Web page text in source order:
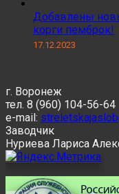
Добавлены
корги пемброк!
17.12.2023
г. Воронеж
тел. 8 (960) 104-56-64
e-mail:
Заводчик
Нуриева Лариса